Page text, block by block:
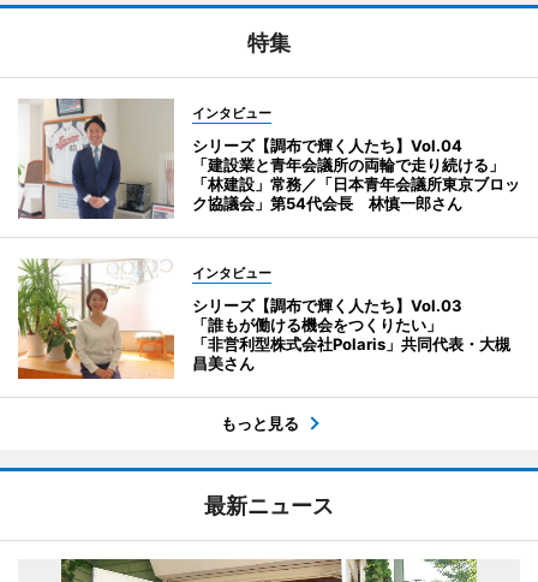
特集
インタビュー
シリーズ【調布で輝く人たち】Vol.04
「建設業と青年会議所の両輪で走り続ける」
「林建設」常務／「日本青年会議所東京ブロッ
ク協議会」第54代会長 林慎一郎さん
インタビュー
シリーズ【調布で輝く人たち】Vol.03
「誰もが働ける機会をつくりたい」
「非営利型株式会社Polaris」共同代表・大槻
昌美さん
もっと見る
最新ニュース